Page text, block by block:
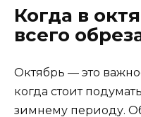
Когда в
всего
Октябрь — это
когда стоит
зимнему периоду.